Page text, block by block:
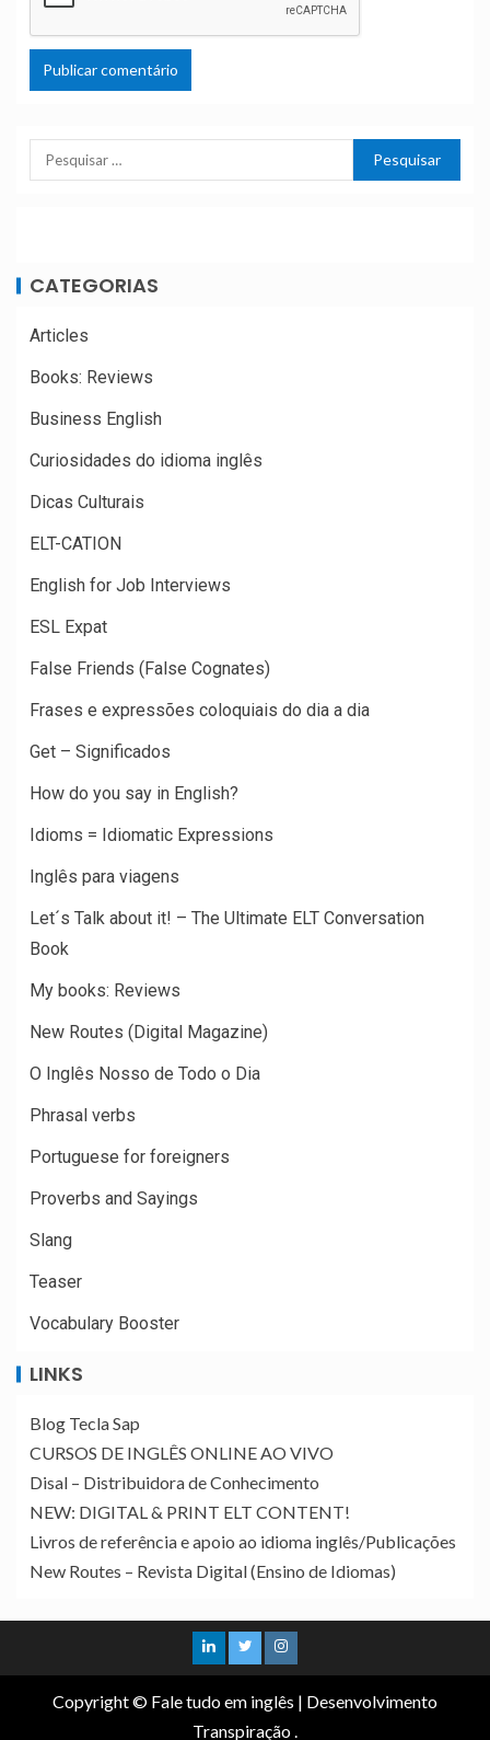
CATEGORIAS
Articles
Books: Reviews
Business English
Curiosidades do idioma inglês
Dicas Culturais
ELT-CATION
English for Job Interviews
ESL Expat
False Friends (False Cognates)
Frases e expressões coloquiais do dia a dia
Get – Significados
How do you say in English?
Idioms = Idiomatic Expressions
Inglês para viagens
Let´s Talk about it! – The Ultimate ELT Conversation
Book
My books: Reviews
New Routes (Digital Magazine)
O Inglês Nosso de Todo o Dia
Phrasal verbs
Portuguese for foreigners
Proverbs and Sayings
Slang
Teaser
Vocabulary Booster
LINKS
Blog Tecla Sap
CURSOS DE INGLÊS ONLINE AO VIVO
Disal – Distribuidora de Conhecimento
NEW: DIGITAL & PRINT ELT CONTENT!
Livros de referência e apoio ao idioma inglês/Publicações
New Routes – Revista Digital (Ensino de Idiomas)
Copyright © Fale tudo em inglês | Desenvolvimento
Transpiração.